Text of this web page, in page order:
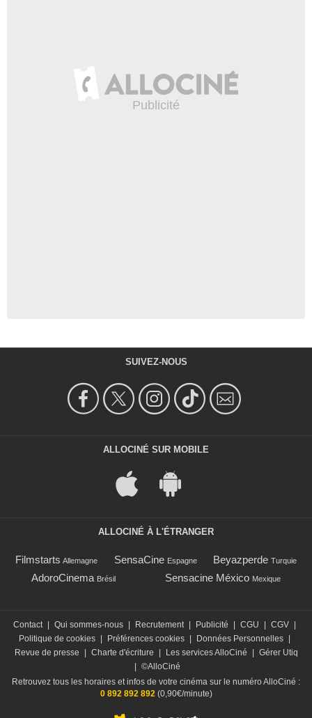
SUIVEZ-NOUS
ALLOCINÉ SUR MOBILE
ALLOCINÉ À L'ÉTRANGER
Filmstarts Allemagne SensaCine Espagne Beyazperde Turquie
AdoroCinema Brésil Sensacine México Mexique
Contact Qui sommes-nous Recrutement Publicité CGU CGV
Politique de cookies
Préférences cookies Données Personnelles
Revue de presse
Charte d'écriture Les services AlloCiné
Gérer Utiq
©AlloCiné
Retrouvez tous les horaires et infos de votre cinéma sur le numéro AlloCiné :
0 892 892 892(0,90€/minute)